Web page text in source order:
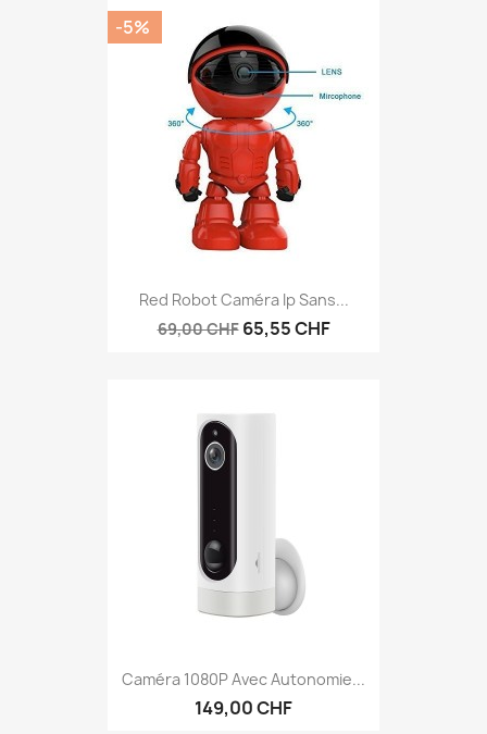
Red Robot Caméra Ip Sans...
69,00 CHF 65,55 CHF
-5%
Caméra 1080P Avec Autonomie...
149,00 CHF